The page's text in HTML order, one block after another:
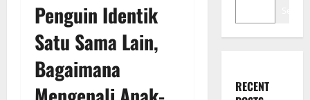
Penguin Identik
Satu Sama Lain,
Bagaimana
RECENT